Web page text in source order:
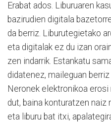
Erabat ados. Liburuaren
bazirudien digitala
da berriz. Liburutegietako
eta digitalak ez du izan
zen indarrik. Estankatu
didatenez, maileguan
Neronek elektronikoa
dut, baina konturatzen naiz
eta liburu bat itxi,